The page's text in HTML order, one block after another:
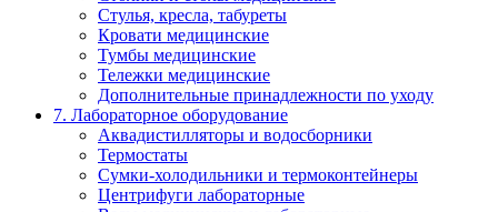
Стулья, кресла, табуреты
Кровати медицинские
Тумбы медицинские
Тележки медицинские
Дополнительные принадлежности по уходу
7. Лабораторное оборудование
Аквадистилляторы и водосборники
Термостаты
Сумки-холодильники и термоконтейнеры
Центрифуги лабораторные